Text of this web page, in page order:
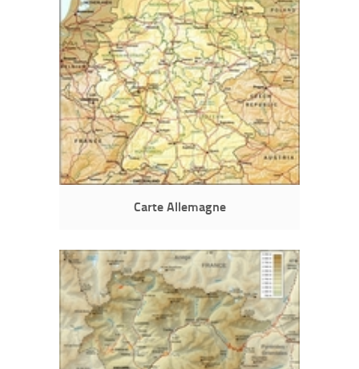
Carte Allemagne